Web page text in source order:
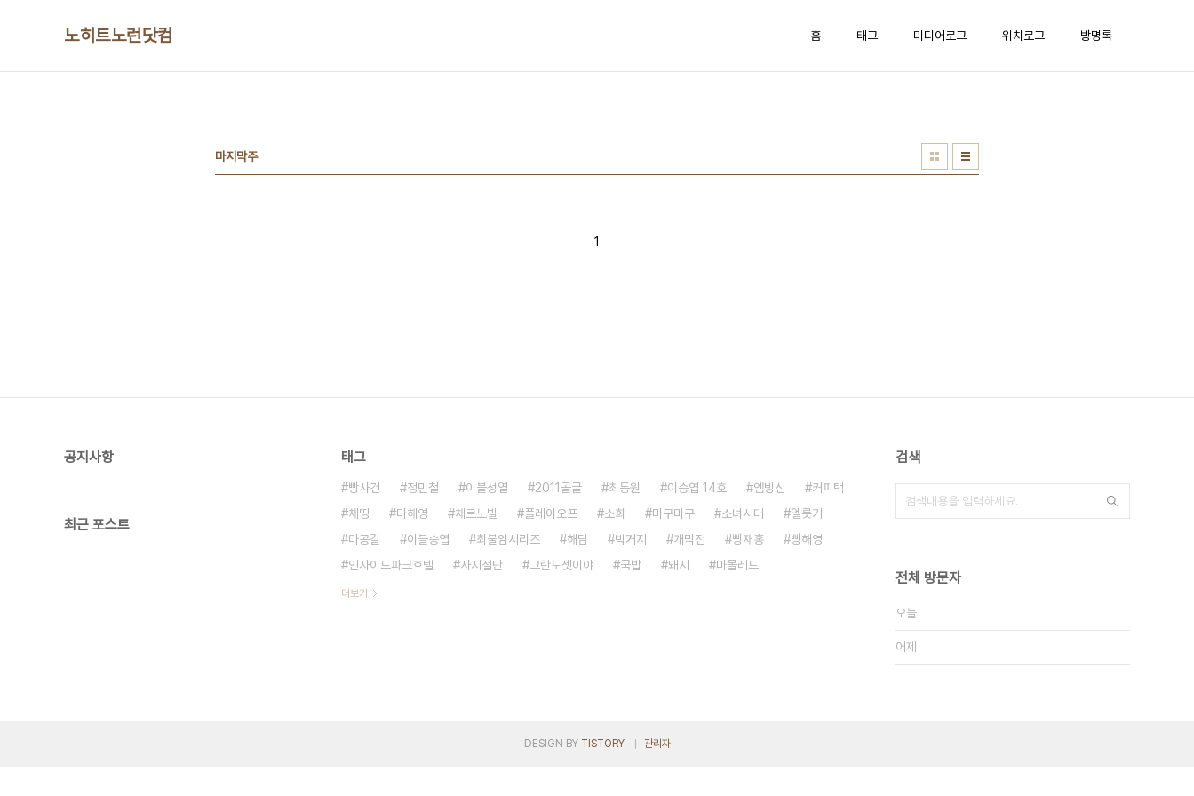
노히트노런닷컴 홈 태그 미디어로그 위치로그 방명록
마지막주
1
공지사항
최근 포스트
태그
빵사건 정민철 이블성열 2011골글 최동원 이승엽 14호 엠빙신
커피택
채띵
마해영 채르노빌 플레이오프 소희 마구마구 소녀시대
엘롯기
마공갈
이블승엽 최불암시리즈 해담 박거지 개막전 빵재홍
빵해영
인사이드파크호텔
사지절단 그란도셋이야 국밥 돼지 마몰레드
더보기
검색
전체 방문자
오늘
어제
DESIGN BY TISTORY 관리자